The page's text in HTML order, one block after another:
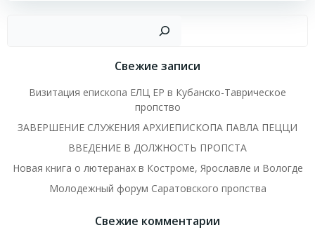
Свежие записи
Визитация епископа ЕЛЦ ЕР в Кубанско-Таврическое
пропство
ЗАВЕРШЕНИЕ СЛУЖЕНИЯ АРХИЕПИСКОПА ПАВЛА ПЕЦЦИ
ВВЕДЕНИЕ В ДОЛЖНОСТЬ ПРОПСТА
Новая книга о лютеранах в Костроме, Ярославле и Вологде
Молодежный форум Саратовского пропства
Свежие комментарии